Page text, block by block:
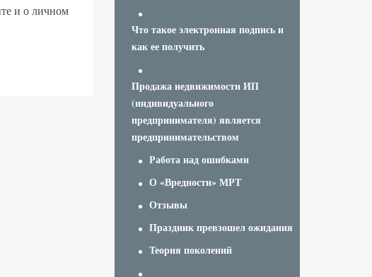
и о личном
Что такое электронная подпись и
как ее получить
Продажа недвижимости ИП
(индивидуального
предпринимателя) является
предпринимательством
Работа над ошибками
О «Вредности» МРТ
Отзывы
Праздник превзошел ожидания
Теория поколений